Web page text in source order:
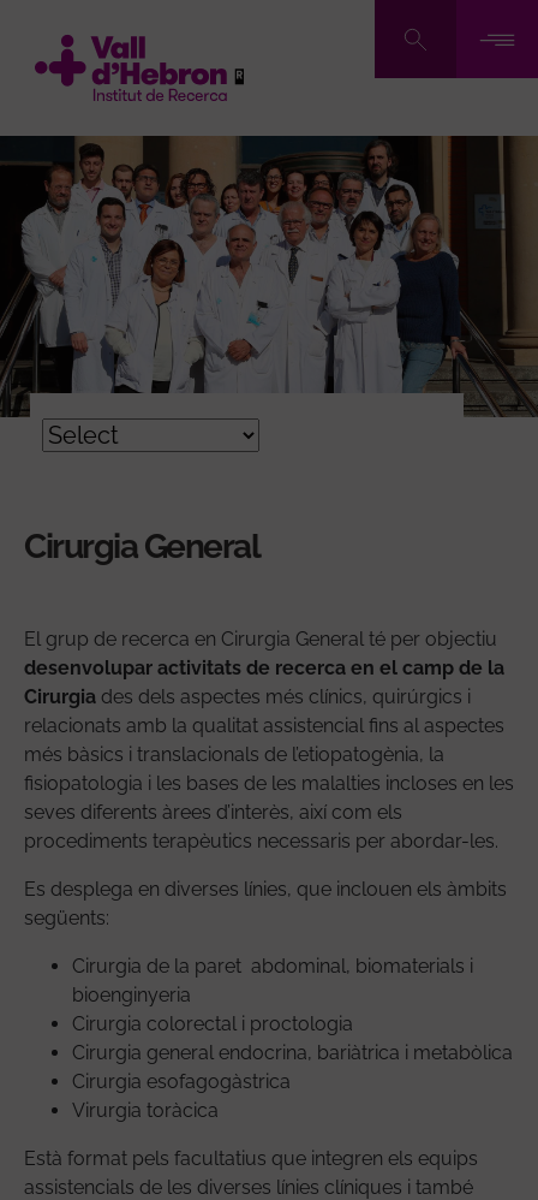
contingut
Cirurgia General
El grup de recerca en Cirurgia General té per objectiu
desenvolupar activitats de recerca en el camp de la
Cirurgia des dels aspectes més clínics, quirúrgics i
relacionats amb la qualitat assistencial fins al aspectes
més bàsics i translacionals de l’etiopatogènia, la
fisiopatologia i les bases de les malalties incloses en les
seves diferents àrees d’interès, així com els
procediments terapèutics necessaris per abordar-les.
Es desplega en diverses línies, que inclouen els àmbits
següents:
Cirurgia de la paret abdominal, biomaterials i
bioenginyeria
Cirurgia colorectal i proctologia
Cirurgia general endocrina, bariàtrica i metabòlica
Cirurgia esofagogàstrica
Virurgia toràcica
Està format pels facultatius que integren els equips
assistencials de les diverses línies clíniques i també